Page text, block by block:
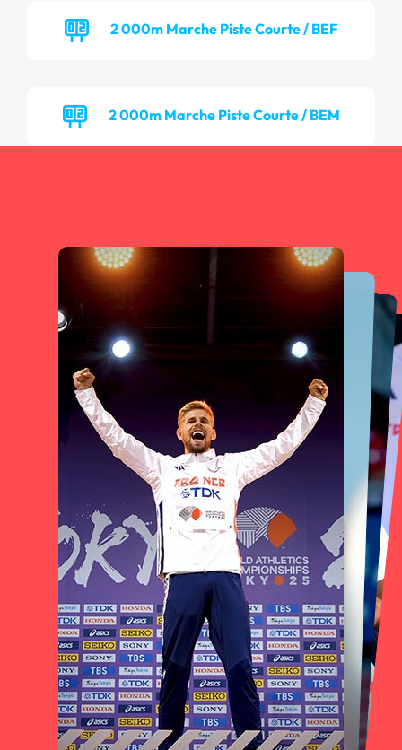
2 000m Marche Piste Courte / BEF
2 000m Marche Piste Courte / BEM